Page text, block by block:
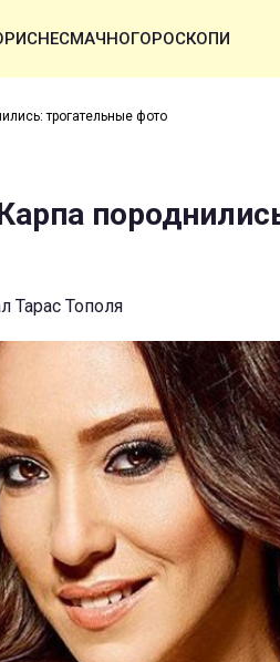
СМАЧНОГОРОСКОПИ
трогательные фото
Тарас Тополя